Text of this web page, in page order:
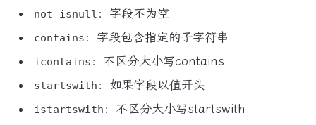
not_isnull ：字段不为空
contains ：字段包含指定的子字符串
icontains ：不区分大小写contains
startswith ：如果字段以值开头
istartswith ：不区分大小写startswith